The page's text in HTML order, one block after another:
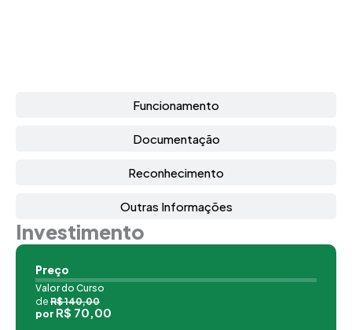
Funcionamento
Documentação
Reconhecimento
Outras Informações
Investimento
Preço
Valor do Curso
de R$ 140,00
por R$ 70,00